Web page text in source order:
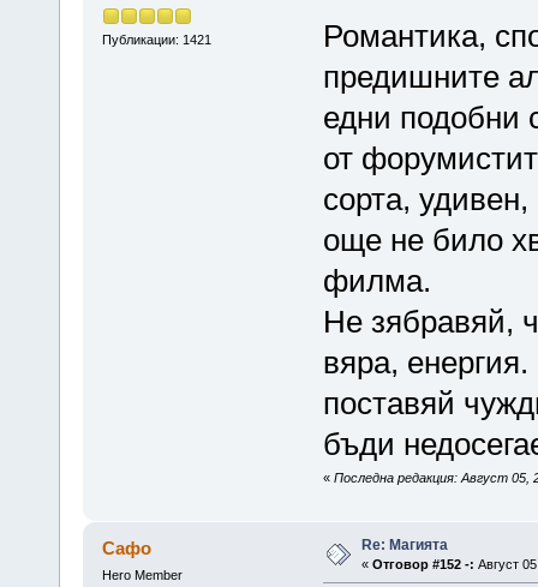
Публикации: 1421
Романтика,
предишните
едни подобни
от
сорта,
още не било
филма.
Не зябравяй,
вяра,
поставяй
бъди
« Последна редакция: Август 05,
Сафо
Hero Member
Re: Магията
« Отговор #152 -: Август